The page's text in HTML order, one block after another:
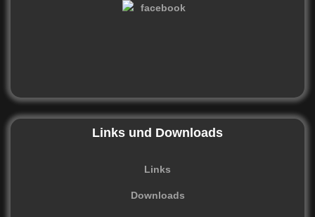
Links und Downloads
Links
Downloads